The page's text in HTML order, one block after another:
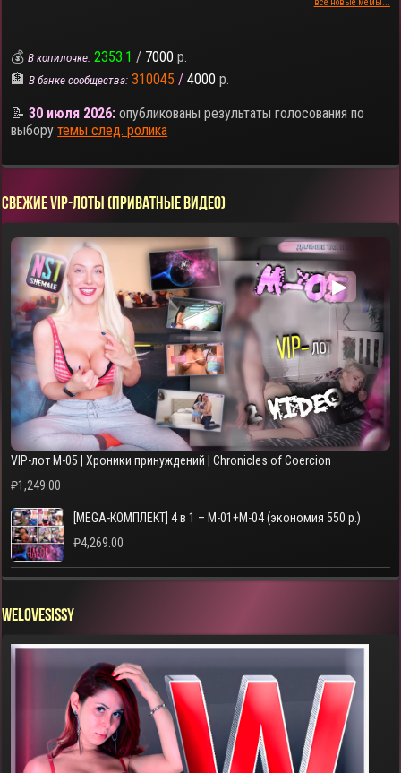
💰В копилочке: 2353.1 / 7000 р.
🏦В банке сообщества: 310045 / 4000 р.
📝30 июля 2026: опубликованы результаты голосования по
выборутемы след. ролика
СВЕЖИЕ VIP-ЛОТЫ (ПРИВАТНЫЕ ВИДЕО)
▶
VIP-лот M-05 | Хроники принуждений | Chronicles of Coercion
₽1,249.00
[MEGA-КОМПЛЕКТ] 4 в 1 – M-01+M-04 (экономия 550 р.)
₽4,269.00
WELOVESISSY